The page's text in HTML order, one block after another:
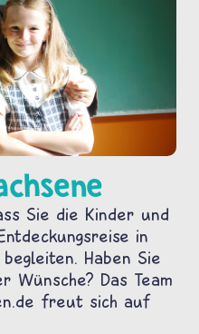
Sie die Kinder und
in
Haben Sie
Wünsche? Das Team
freut sich auf